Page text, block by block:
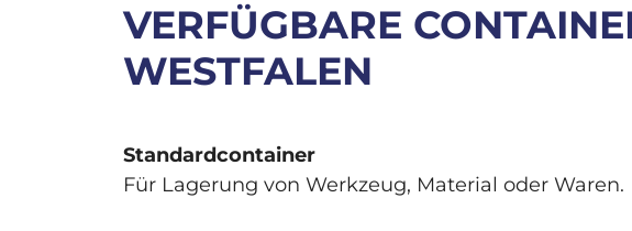
VERFÜGBARE
WESTFALEN
Standardcontainer
Für Lagerung von Werkzeug, Material oder Waren.